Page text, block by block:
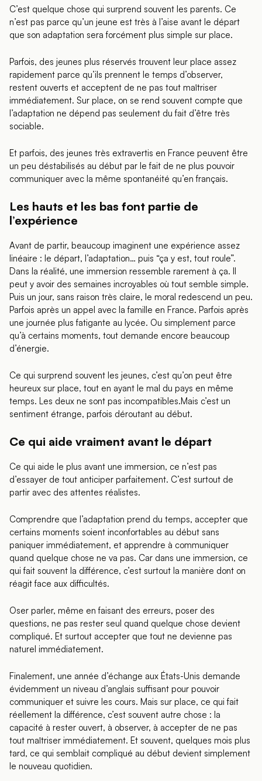
C’est quelque chose qui surprend souvent les parents. Ce
n’est pas parce qu’un jeune est très à l’aise avant le départ
que son adaptation sera forcément plus simple sur place.
Parfois, des jeunes plus réservés trouvent leur place assez
rapidement parce qu’ils prennent le temps d’observer,
restent ouverts et acceptent de ne pas tout maîtriser
immédiatement. Sur place, on se rend souvent compte que
l’adaptation ne dépend pas seulement du fait d’être très
sociable.
Et parfois, des jeunes très extravertis en France peuvent être
un peu déstabilisés au début par le fait de ne plus pouvoir
communiquer avec la même spontanéité qu’en français.
Les hauts et les bas font partie de
l’expérience
Avant de partir, beaucoup imaginent une expérience assez
linéaire : le départ, l’adaptation… puis “ça y est, tout roule”.
Dans la réalité, une immersion ressemble rarement à ça. Il
peut y avoir des semaines incroyables où tout semble simple.
Puis un jour, sans raison très claire, le moral redescend un peu.
Parfois après un appel avec la famille en France. Parfois après
une journée plus fatigante au lycée. Ou simplement parce
qu’à certains moments, tout demande encore beaucoup
d’énergie.
Ce qui surprend souvent les jeunes, c’est qu’on peut être
heureux sur place, tout en ayant le mal du pays en même
temps. Les deux ne sont pas incompatibles.Mais c’est un
sentiment étrange, parfois déroutant au début.
Ce qui aide vraiment avant le départ
Ce qui aide le plus avant une immersion, ce n’est pas
d’essayer de tout anticiper parfaitement. C’est surtout de
partir avec des attentes réalistes.
Comprendre que l’adaptation prend du temps, accepter que
certains moments soient inconfortables au début sans
paniquer immédiatement, et apprendre à communiquer
quand quelque chose ne va pas. Car dans une immersion, ce
qui fait souvent la différence, c’est surtout la manière dont on
réagit face aux difficultés.
Oser parler, même en faisant des erreurs, poser des
questions, ne pas rester seul quand quelque chose devient
compliqué. Et surtout accepter que tout ne devienne pas
naturel immédiatement.
Finalement, une année d’échange aux États-Unis demande
évidemment un niveau d’anglais suffisant pour pouvoir
communiquer et suivre les cours. Mais sur place, ce qui fait
réellement la différence, c’est souvent autre chose : la
capacité à rester ouvert, à observer, à accepter de ne pas
tout maîtriser immédiatement. Et souvent, quelques mois plus
tard, ce qui semblait compliqué au début devient simplement
le nouveau quotidien.